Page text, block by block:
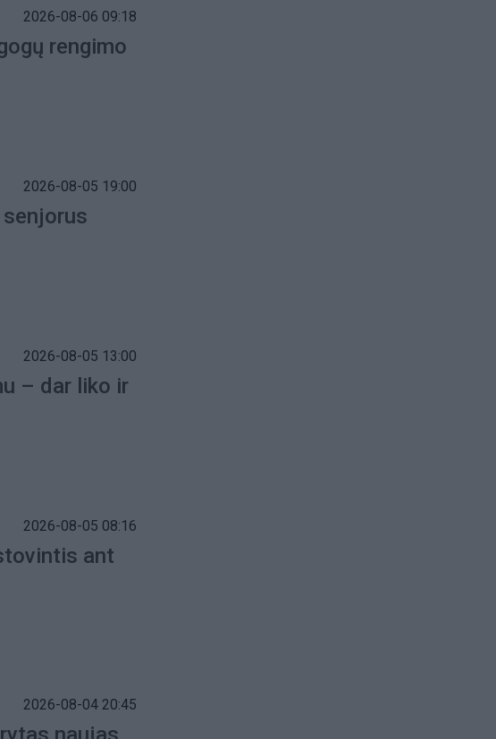
2026-08-06 09:18
rengimo
2026-08-05 19:00
2026-08-05 13:00
– dar liko ir
2026-08-05 08:16
ant
2026-08-04 20:45